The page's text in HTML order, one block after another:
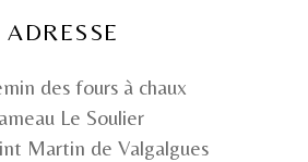
ADRESSE
des fours à chaux
Le Soulier
Martin de Valgalgues